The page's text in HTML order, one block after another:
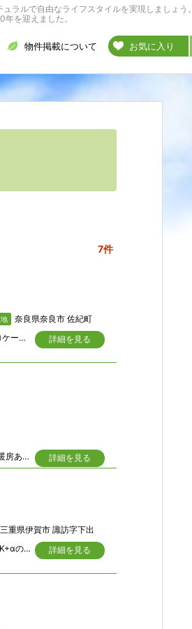
ラルで自由なライフスタイルを実現しましょう。
を迎えました。
物件掲載について お気に入り
7件
奈良県奈良市 佐紀町
＼まるで奈良ホテルのような内装の洋間／ 美しい日本家屋と田園風景・池を望むロケーション！ 二世帯住宅としてもオススメ！9SLDK 檜を使用したフロアは、経年変化を楽しめます 大和西大寺駅へバス乗車6分！バス停へ徒歩5分の立地です
詳細を見る
■敷地ゆとりの約240坪！！農業される方やスローライフに最適■オール電化■床暖房あり■和室続き間で室内広々！！■室内丁寧に使用されています
詳細を見る
三重県伊賀市 諏訪字下出
里山に佇む木造平屋の母屋に加え、離れ・倉庫・シャッターガレージも完備。5LDK+αの広々空間で、田舎暮らしと趣味の両立が叶います。三重県伊賀市諏訪の閑静な里山エリアに佇む、大屋根が印象的な木造平屋の古民家です。母屋5LDKに、和室4室と洋室2室を備えた離れ、さらに倉庫・物置も敷地内に点在し、住まいとしてはもちろん、趣味の空間としても活用いただけるボリュームです。シャッター付きガレージは工房や作業場として活用可能で、DIYやものづくりがお好きな方にもおすすめです。敷地は725㎡（219坪超）とゆとりがあり、隣接建物との距離も大きく確保されているため、プライバシーを保ちながらのんびりとした田舎暮らしが実現できます。眺望良好で通風・日当たりも良く、家庭菜園や畑作業を楽しみたい方にもぴったり。
詳細を見る